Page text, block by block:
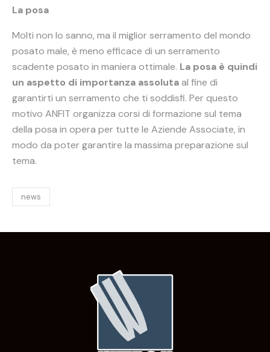
La posa
Molti non lo sanno, ma il miglior serramento del mondo
posato male, è meno efficace di un serramento
scadente posato in maniera ottimale. La posa è quindi
un aspetto di importanza assolutaal fine di
garantirti un serramento che ti soddisfi. Per questo
motivo ANFIT organizza corsi di formazione sul tema
della posa in opera per tutte le Aziende Associate, in
modo da poter garantire la massima preparazione sul
tema.
news